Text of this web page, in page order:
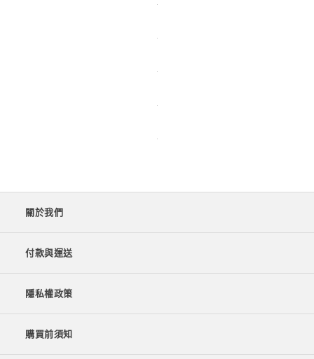
關於我們
付款與運送
隱私權政策
購買前須知